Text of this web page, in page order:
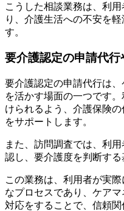
こうした相談業務は、利
り、介護生活への不安を
す。
要介護認定の申請代行
要介護認定の申請代行は
を活かす場面の一つです
けられるよう、介護保険
をサポートします。
また、訪問調査では、利
認し、要介護度を判断する
この業務は、利用者が実
なプロセスであり、ケア
対応をすることで、信頼関